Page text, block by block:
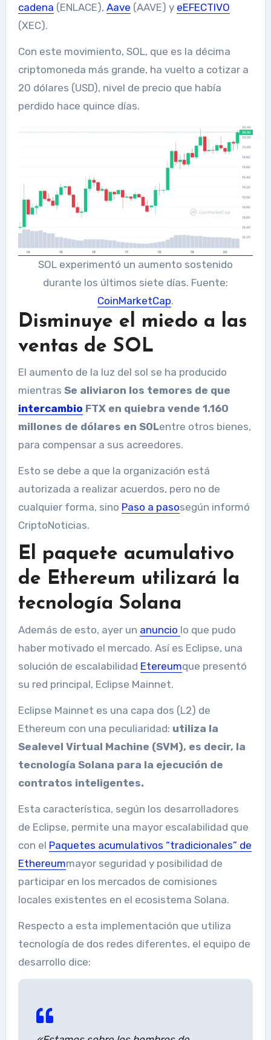
cadena (ENLACE), Aave (AAVE) y eEFECTIVO
(XEC).
Con este movimiento, SOL, que es la décima
criptomoneda más grande, ha vuelto a cotizar a
20 dólares (USD), nivel de precio que había
perdido hace quince días.
SOL experimentó un aumento sostenido
durante los últimos siete días. Fuente:
CoinMarketCap.
Disminuye el miedo a las
ventas de SOL
El aumento de la luz del sol se ha producido
mientras Se aliviaron los temores de que
intercambio FTX en quiebra vende 1.160
millones de dólares en SOLentre otros bienes,
para compensar a sus acreedores.
Esto se debe a que la organización está
autorizada a realizar acuerdos, pero no de
cualquier forma, sino Paso a pasosegún informó
CriptoNoticias.
El paquete acumulativo
de Ethereum utilizará la
tecnología Solana
Además de esto, ayer un anuncio lo que pudo
haber motivado el mercado. Así es Eclipse, una
solución de escalabilidad Etereumque presentó
su red principal, Eclipse Mainnet.
Eclipse Mainnet es una capa dos (L2) de
Ethereum con una peculiaridad: utiliza la
Sealevel Virtual Machine (SVM), es decir, la
tecnología Solana para la ejecución de
contratos inteligentes.
Esta característica, según los desarrolladores
de Eclipse, permite una mayor escalabilidad que
con el Paquetes acumulativos “tradicionales” de
Ethereummayor seguridad y posibilidad de
participar en los mercados de comisiones
locales existentes en el ecosistema Solana.
Respecto a esta implementación que utiliza
tecnología de dos redes diferentes, el equipo de
desarrollo dice: